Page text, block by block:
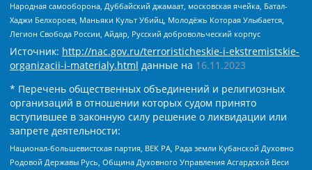
Народная самооборона, Дуббайский джамаат, московская ячейка, Батал-
Хаджи Белхороев, Маньяки Культ Убийц, Молодёжь Которая Улыбается,
Легион Свобода России, Айдар, Русский добровольческий корпус
Источник: http://nac.gov.ru/terroristicheskie-i-ekstremistskie-
organizacii-i-materialy.html данные на 16.11.2023
* Перечень общественных объединений и религиозных
организаций в отношении которых судом принято
вступившее в законную силу решение о ликвидации или
запрете деятельности:
Национал-большевистская партия, ВЕК РА, Рада земли Кубанской Духовно
Родовой Державы Русь, Община Духовного Управления Асгардской Веси